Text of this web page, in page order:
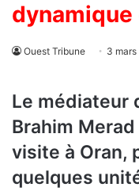
dynamique
Ouest Tribune 3
Le médiateur
Brahim
visite à Oran,
quelques